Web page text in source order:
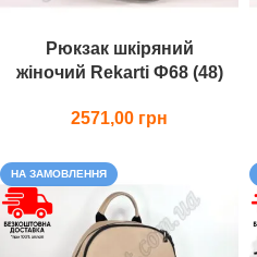
Рюкзак шкіряний
жіночий Rekarti Ф68 (48)
2571,00
НА ЗАМОВЛЕННЯ